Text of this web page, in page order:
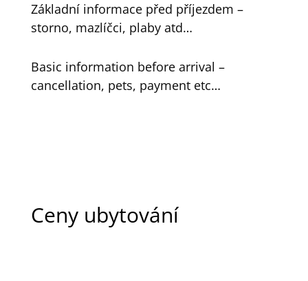
Základní informace před příjezdem –
storno, mazlíčci, plaby atd…
Basic information before arrival –
cancellation, pets, payment etc…
Ceny ubytování